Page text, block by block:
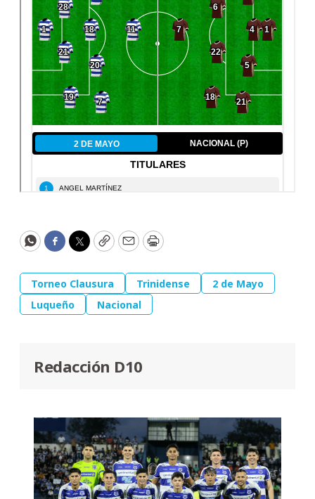
WhatsApp
Facebook
Twitter
CopyEmailPrint
Torneo Clausura Trinidense
2 de Mayo
Luqueño
Nacional
Redacción D10